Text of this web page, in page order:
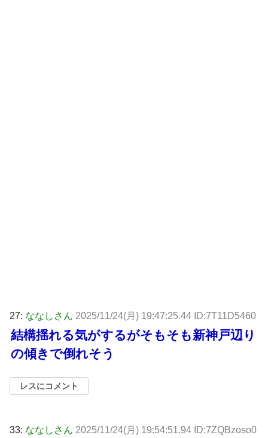
27: ななしさん 2025/11/24(月) 19:47:25.44 ID:7T11D5460
結構揺れる気がするがそもそも新神戸辺り
の傾きで倒れそう
レスにコメント
33: ななしさん 2025/11/24(月) 19:54:51.94 ID:7ZQBzoso0